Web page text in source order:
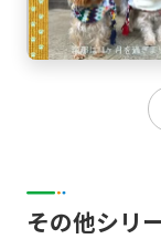
その他シリ